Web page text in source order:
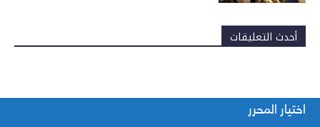
أحدث التعليقات
اختيار المحرر